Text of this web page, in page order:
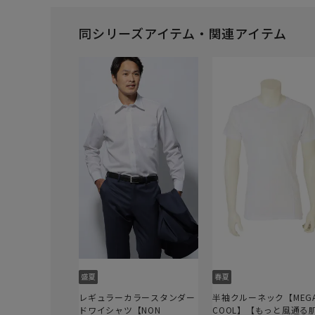
同シリーズアイテム・関連アイテム
レギュラーカラースタンダー
ドワイシャツ【NON
半袖クルーネック【
COOL】【もっと風通る